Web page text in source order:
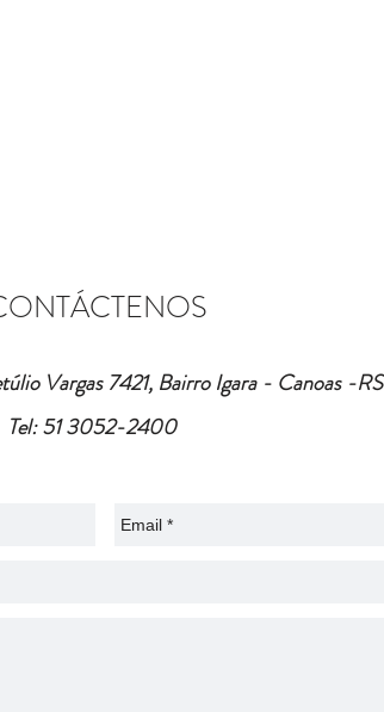
7421, Bairro Igara - Canoas -RS
Tel: 51 3052-2400